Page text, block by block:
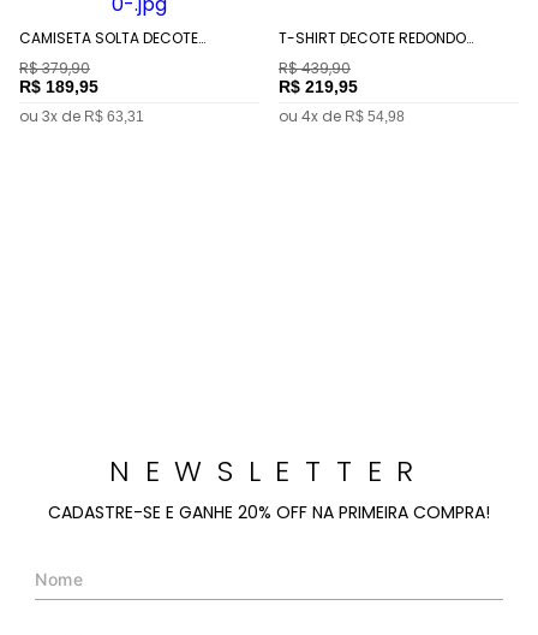
CAMISETA SOLTA DECOTE
PADRÃO
R$379,90
R$ 189,95
ou 3x de R$ 63,31
T-SHIRT DECOTE REDONDO
R$439,90
R$ 219,95
ou 4x de R$ 54,98
NEWSLETTER
CADASTRE-SE E GANHE 20% OFF NA PRIMEIRA COMPRA!